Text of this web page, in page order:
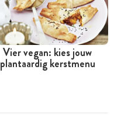
Vier vegan: kies jouw
plantaardig kerstmenu